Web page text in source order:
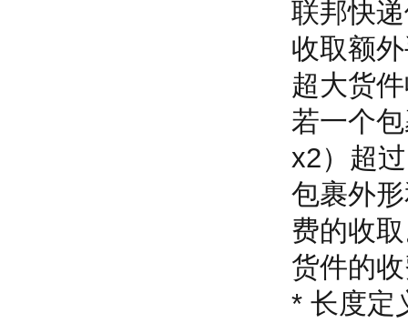
联邦快
收取额
超大货
若一个
x2）超
包裹外
费的收
货件的
* 长度定